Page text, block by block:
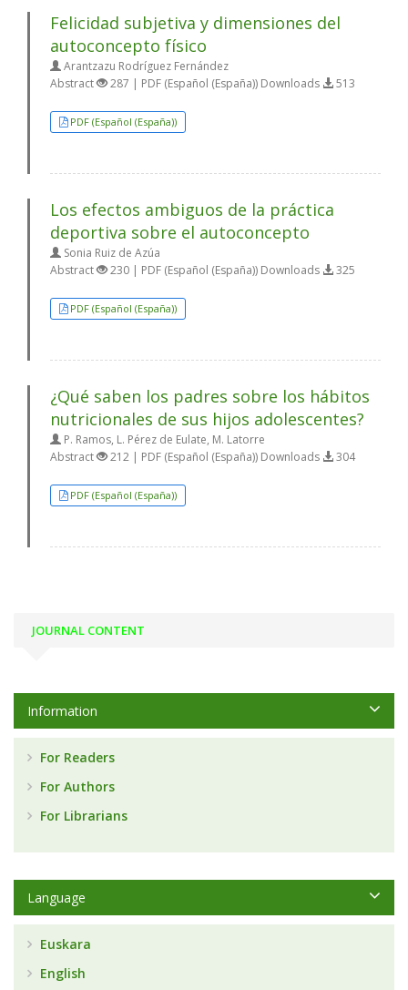
Felicidad subjetiva y dimensiones del
autoconcepto físico
Arantzazu Rodríguez Fernández
Abstract
287 | PDF (Español (España)) Downloads 513
PDF (Español (España))
Los efectos ambiguos de la práctica
deportiva sobre el autoconcepto
Sonia Ruiz de Azúa
Abstract
230 | PDF (Español (España)) Downloads 325
PDF (Español (España))
¿Qué saben los padres sobre los hábitos
nutricionales de sus hijos adolescentes?
P. Ramos, L. Pérez de Eulate, M. Latorre
Abstract
212 | PDF (Español (España)) Downloads 304
PDF (Español (España))
JOURNAL CONTENT
Information
For Readers
For Authors
For Librarians
Language
Euskara
English